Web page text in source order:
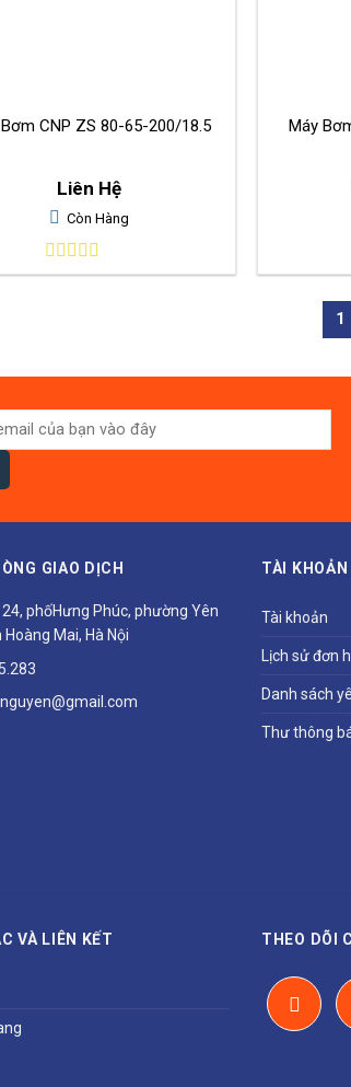
CNP ZS 80-65-200/18.5
Liên Hệ
Còn Hàng
0
Máy
1
GIAO DỊCH
phốHưng Phúc, phường Yên
Hoàng Mai, Hà Nội
TÀI KHOẢN
Tài khoản
Lịch sử đơn
Danh sách
Thư thông
VÀ LIÊN KẾT THEO DÕI